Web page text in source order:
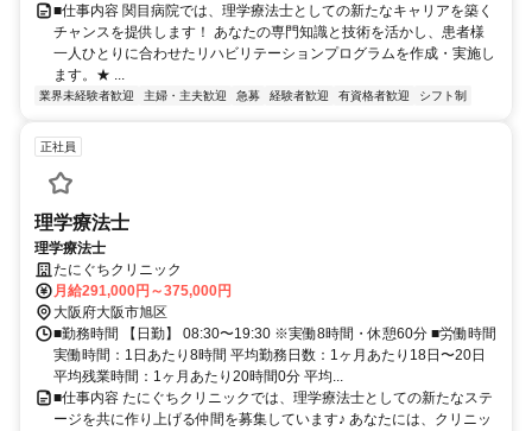
■仕事内容 関目病院では、理学療法士としての新たなキャリアを築く
チャンスを提供します！ あなたの専門知識と技術を活かし、患者様
一人ひとりに合わせたリハビリテーションプログラムを作成・実施し
ます。★ ...
業界未経験者歓迎 主婦・主夫歓迎 急募 経験者歓迎 有資格者歓迎 シフト制
正社員
理学療法士
理学療法士
たにぐちクリニック
月給291,000円～375,000円
大阪府大阪市旭区
■勤務時間 【日勤】 08:30〜19:30 ※実働8時間・休憩60分 ■労働時間
実働時間：1日あたり8時間 平均勤務日数：1ヶ月あたり18日〜20日
平均残業時間：1ヶ月あたり20時間0分 平均...
■仕事内容 たにぐちクリニックでは、理学療法士としての新たなステ
ージを共に作り上げる仲間を募集しています♪ あなたには、クリニッ